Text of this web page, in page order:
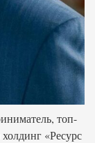
топ-
«Ресурс